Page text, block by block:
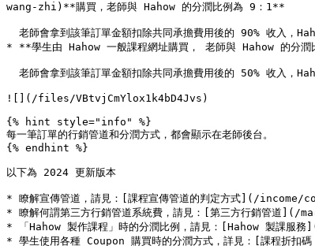
wang-zhi)**購買，老師與 Hahow 的分潤比例為 9：1**
* **學生由 Hahow 一般課程網址購買， 老師與 Hahow 的分
![](/files/VBtvjCmYlox1k4bD4Jvs)
{% hint style="info" %}
每一筆訂單的行銷管道和分潤方式，都會顯示在老師後台。
{% endhint %}
以下為 2024 更新版本
* 瞭解宣傳管道，請見：[課程宣傳管道的判定方式](/
* 瞭解何謂第三方行銷管道系統費，請見：[第三方行銷
* 「Hahow 製作課程」時的分潤比例，請見：[Hahow 製課